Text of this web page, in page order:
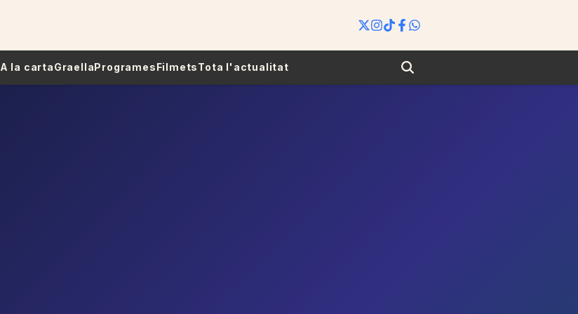
A la cartaGraellaProgramesFilmetsTota l'actualitat Search